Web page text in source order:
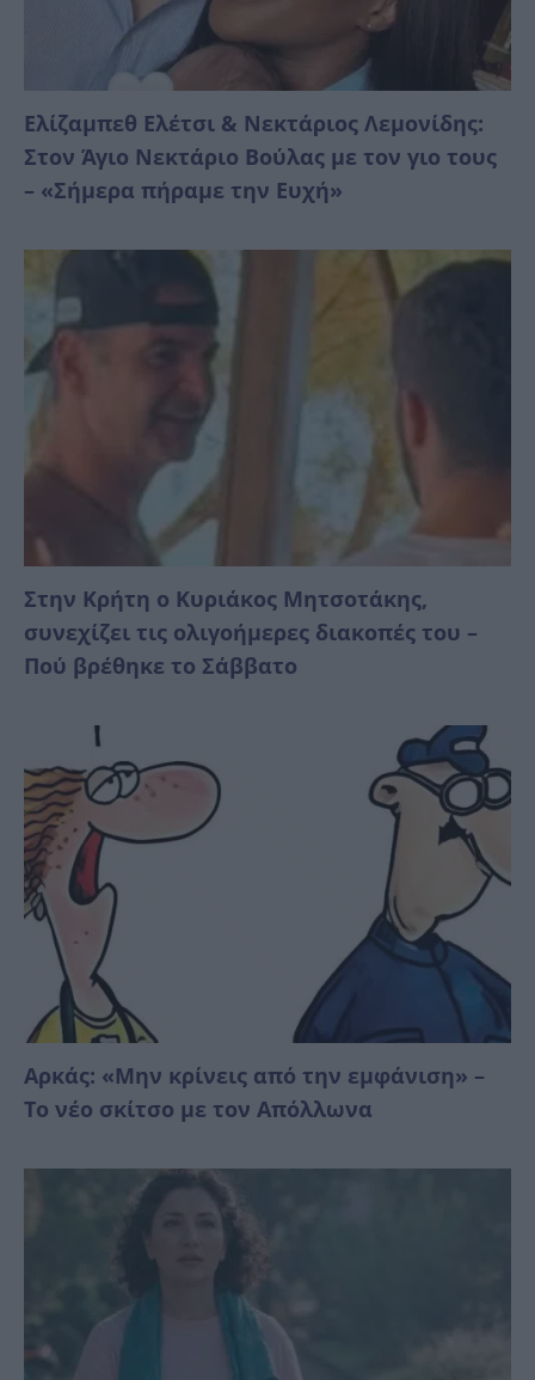
Ελίζαμπεθ Ελέτσι & Νεκτάριος Λεμονίδης:
Στον Άγιο Νεκτάριο Βούλας με τον γιο τους
– «Σήμερα πήραμε την Ευχή»
Στην Κρήτη ο Κυριάκος Μητσοτάκης,
συνεχίζει τις ολιγοήμερες διακοπές του –
Πού βρέθηκε το Σάββατο
Αρκάς: «Μην κρίνεις από την εμφάνιση» –
Το νέο σκίτσο με τον Απόλλωνα